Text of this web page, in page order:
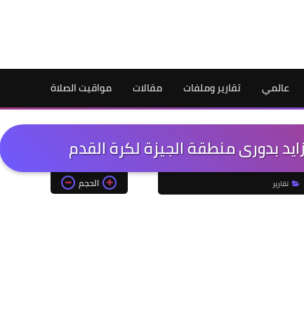
عالمي تقارير وملفات مقالات مواقيت الصلاة
تقارير الحجم